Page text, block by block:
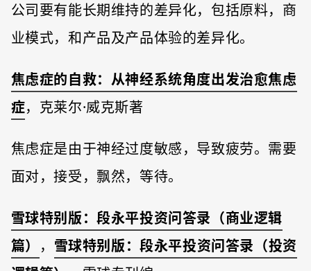
公司要有能长期维持的差异化，包括原料，商
业模式，和产品及产品体验的差异化。
焦虑症的自救：从神经系统角度出发治愈焦虑
症，克莱尔·威克斯著
焦虑症是由于神经过度敏感，导致疲劳。需要
面对，接受，飘然，等待。
雪球特别版：段永平投资问答录（商业逻辑
篇）
， 雪球特别版：段永平投资问答录（投资